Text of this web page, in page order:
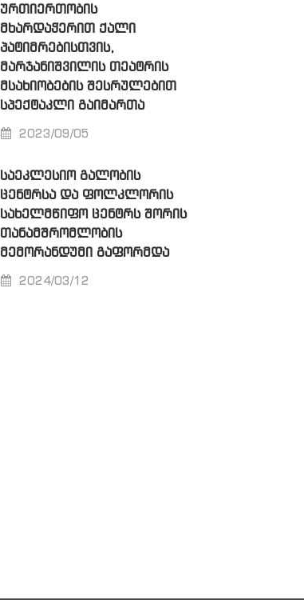
ᲣᲠᲗᲘᲔᲠᲗᲝᲑᲘᲡ
ᲛᲮᲐᲠᲓᲐᲭᲔᲠᲘᲗ ᲥᲐᲚᲘ
ᲞᲐᲢᲘᲛᲠᲔᲑᲘᲡᲗᲕᲘᲡ,
ᲛᲐᲠᲯᲐᲜᲘᲨᲕᲘᲚᲘᲡ ᲗᲔᲐᲢᲠᲘᲡ
ᲛᲡᲐᲮᲘᲝᲑᲔᲑᲘᲡ ᲨᲔᲡᲠᲣᲚᲔᲑᲘᲗ
ᲡᲞᲔᲥᲢᲐᲙᲚᲘ ᲒᲐᲘᲛᲐᲠᲗᲐ
2023/09/05
ᲡᲐᲔᲙᲚᲔᲡᲘᲝ ᲒᲐᲚᲝᲑᲘᲡ
ᲪᲔᲜᲢᲠᲡᲐ ᲓᲐ ᲤᲝᲚᲙᲚᲝᲠᲘᲡ
ᲡᲐᲮᲔᲚᲛᲬᲘᲤᲝ ᲪᲔᲜᲢᲠᲡ ᲨᲝᲠᲘᲡ
ᲗᲐᲜᲐᲛᲨᲠᲝᲛᲚᲝᲑᲘᲡ
ᲛᲔᲛᲝᲠᲐᲜᲓᲣᲛᲘ ᲒᲐᲤᲝᲠᲛᲓᲐ
2024/03/12